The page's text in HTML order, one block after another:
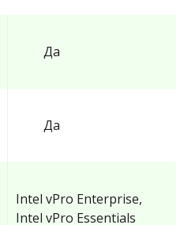
Да
Да
Intel vPro Enterprise,
Intel vPro Essentials